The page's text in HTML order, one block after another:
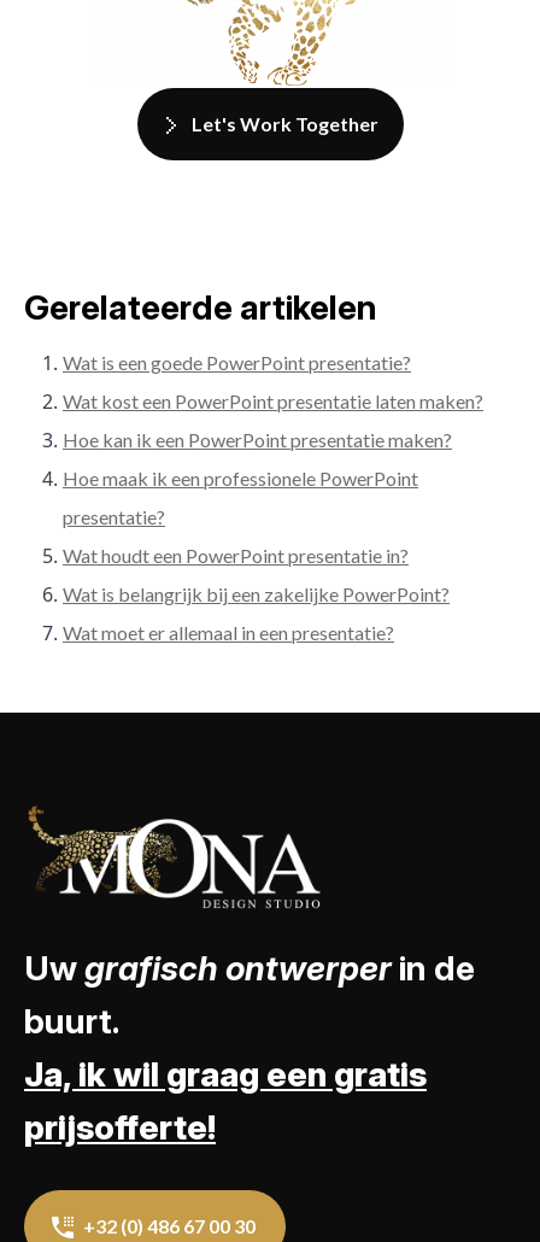
Let's Work Together
Gerelateerde artikelen
Wat is een goede PowerPoint presentatie?
Wat kost een PowerPoint presentatie laten maken?
Hoe kan ik een PowerPoint presentatie maken?
Hoe maak ik een professionele PowerPoint
presentatie?
Wat houdt een PowerPoint presentatie in?
Wat is belangrijk bij een zakelijke PowerPoint?
Wat moet er allemaal in een presentatie?
Uwgrafisch ontwerperin de
buurt.
Ja, ik wil graag een gratis
prijsofferte!
+32 (0) 486 67 00 30